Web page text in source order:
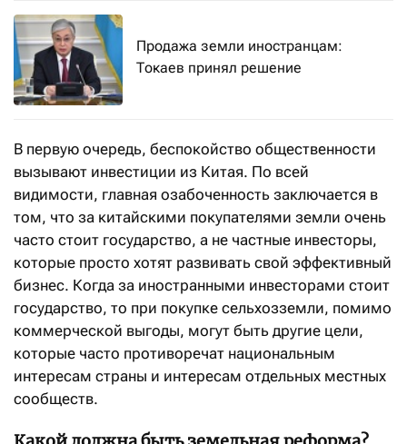
Продажа земли иностранцам:
Токаев принял решение
В первую очередь, беспокойство общественности
вызывают инвестиции из Китая. По всей
видимости, главная озабоченность заключается в
том, что за китайскими покупателями земли очень
часто стоит государство, а не частные инвесторы,
которые просто хотят развивать свой эффективный
бизнес. Когда за иностранными инвесторами стоит
государство, то при покупке сельхозземли, помимо
коммерческой выгоды, могут быть другие цели,
которые часто противоречат национальным
интересам страны и интересам отдельных местных
сообществ.